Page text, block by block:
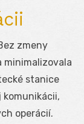
zmeny
minimalizovala
stanice
komunikácii,
operácií.